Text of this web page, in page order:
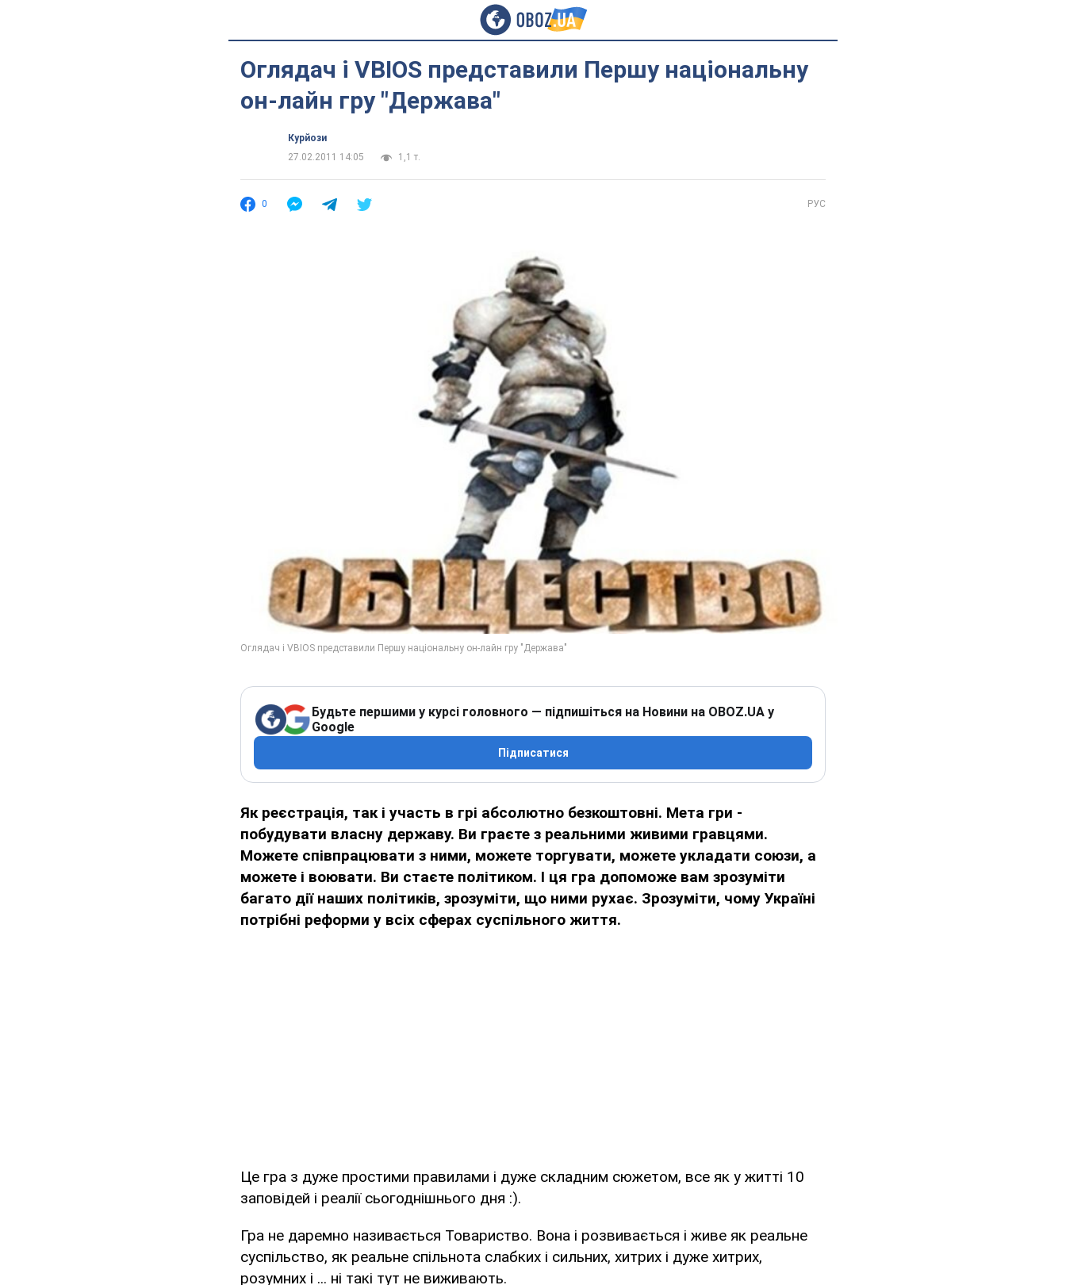
Оглядач і VBIOS представили Першу національну
он-лайн гру "Держава"
Курйози
27.02.2011 14:05
1,1 т.
0 РУС
Будьте першими у курсі головного — підпишіться на Новини на OBOZ.UA у
Google
Підписатися
Як реєстрація, так і участь в грі абсолютно безкоштовні. Мета гри -
побудувати власну державу. Ви граєте з реальними живими гравцями.
Можете співпрацювати з ними, можете торгувати, можете укладати союзи, а
можете і воювати. Ви стаєте політиком. І ця гра допоможе вам зрозуміти
багато дії наших політиків, зрозуміти, що ними рухає. Зрозуміти, чому Україні
потрібні реформи у всіх сферах суспільного життя.
Це гра з дуже простими правилами і дуже складним сюжетом, все як у житті 10
заповідей і реалії сьогоднішнього дня :).
Гра не даремно називається Товариство. Вона і розвивається і живе як реальне
суспільство, як реальне спільнота слабких і сильних, хитрих і дуже хитрих,
розумних і ... ні такі тут не виживають.